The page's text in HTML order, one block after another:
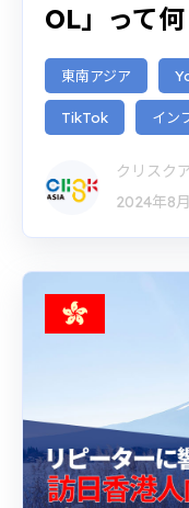
OL」って何
東南アジア
TikTok イン
クリスク
2024年8